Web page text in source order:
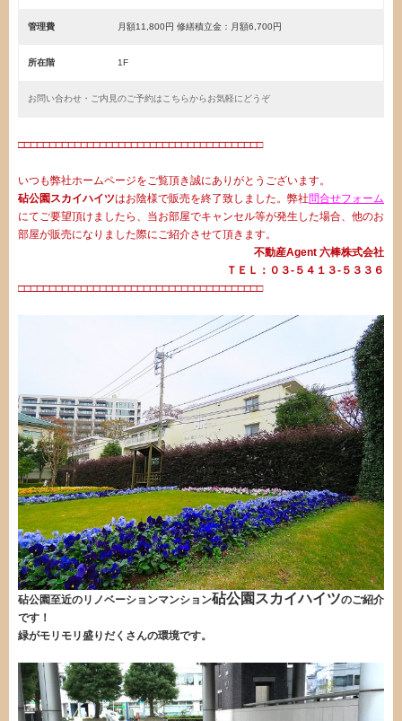
管理費 月額11,800円 修繕積立金：月額6,700円
所在階 1F
お問い合わせ・ご内見のご予約はこちらからお気軽にどうぞ
□□□□□□□□□□□□□□□□□□□□□□□□□□□□□□□□□□□□□□□
いつも弊社ホームページをご覧頂き誠にありがとうございます。
砧公園スカイハイツはお陰様で販売を終了致しました。弊社問合せフォーム
にてご要望頂けましたら、当お部屋でキャンセル等が発生した場合、他のお
部屋が販売になりました際にご紹介させて頂きます。
不動産Agent 六棒株式会社
ＴＥＬ：０３‐５４１３‐５３３６
□□□□□□□□□□□□□□□□□□□□□□□□□□□□□□□□□□□□□□□
砧公園至近のリノベーションマンション砧公園スカイハイツのご紹介
です！
緑がモリモリ盛りだくさんの環境です。